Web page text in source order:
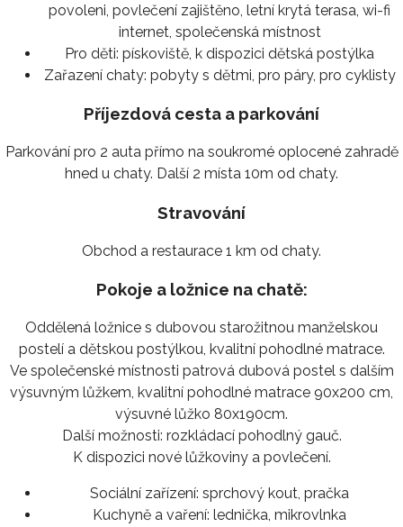
povoleni, povlečení zajištěno, letní krytá terasa, wi-fi
internet, společenská místnost
Pro děti: pískoviště, k dispozici dětská postýlka
Zařazení chaty: pobyty s dětmi, pro páry, pro cyklisty
Příjezdová cesta a parkování
Parkování pro 2 auta přímo na soukromé oplocené zahradě
hned u chaty. Další 2 místa 10m od chaty.
Stravování
Obchod a restaurace 1 km od chaty.
Pokoje a ložnice na chatě:
Oddělená ložnice s dubovou starožitnou manželskou
postelí a dětskou postýlkou, kvalitní pohodlné matrace.
Ve společenské místnosti patrová dubová postel s dalším
výsuvným lůžkem, kvalitní pohodlné matrace 90x200 cm,
výsuvné lůžko 80x190cm.
Další možnosti: rozkládací pohodlný gauč.
K dispozici nové lůžkoviny a povlečení.
Sociální zařízení: sprchový kout, pračka
Kuchyně a vaření: lednička, mikrovlnka